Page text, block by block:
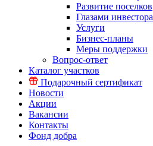
Развитие поселков
Глазами инвестора
Услуги
Бизнес-планы
Меры поддержки
Вопрос-ответ
Каталог участков
Подарочный сертификат
Новости
Акции
Вакансии
Контакты
Фонд добра